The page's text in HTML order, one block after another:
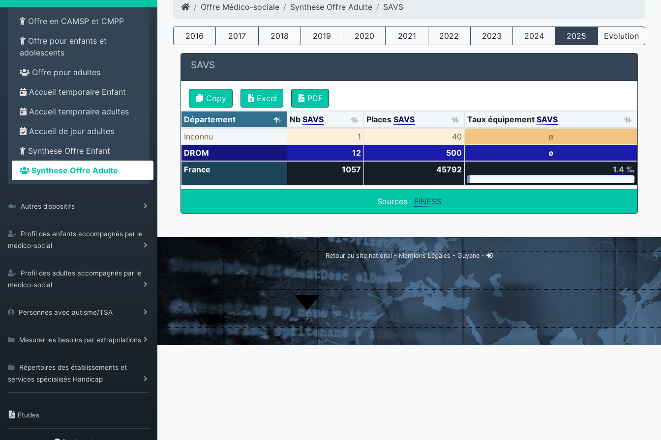
Offre en CAMSP et CMPP
Offre pour enfants et
adolescents
Offre pour adultes
Accueil temporaire Enfant
Accueil temporaire adultes
Accueil de jour adultes
Synthese Offre Enfant
Synthese Offre Adulte
Autres dispositifs
Profil des enfants accompagnés par le
médico-social
Profil des adultes accompagnés par le
médico-social
Personnes avec autisme/TSA
Mesurer les besoins par extrapolations
Répertoires des établissements et
services spécialisés Handicap
Etudes
Offre Médico-sociale Synthese Offre Adulte SAVS
2016 2017 2018 2019 2020 2021 2022 2023 2024 2025 Evolution
SAVS
Copy Excel PDF
Département Nb SAVS Places SAVS Taux équipement SAVS
Inconnu
1 40
∅
DROM
12 500
∅
France
1057 45792 1.4 ‰
Sources : FINESS
Retour au site national -Mentions Légales - Guyane -